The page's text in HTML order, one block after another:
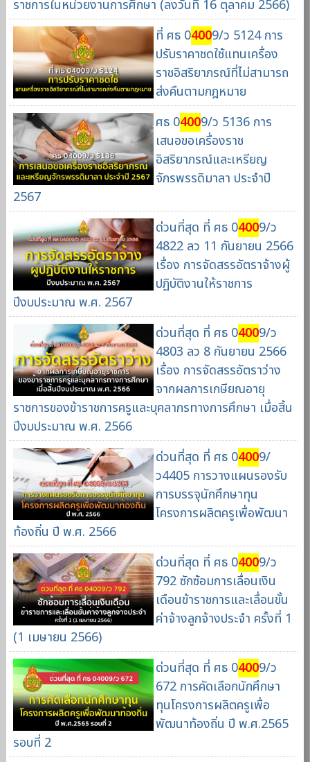
ราชการในหน่วยงานการศึกษา (ลงวันที่ 16 ตุลาคม 2566)
ที่ ศธ 04009/ว 5124 การ
ปรับราคาชดใช้แทนเครื่อง
ราชอิสริยาภรณ์ที่ไม่สามารถ
ส่งคืนตามกฎหมาย
ศธ 04009/ว 5136 การ
เสนอขอเครื่องราช
อิสริยาภรณ์และเหรียญ
จักรพรรดิมาลา ประจำปี
2567
ด่วนที่สุด ที่ ศธ 04009/ว
4822 ลว 11 กันยายน 2566
เรื่อง การจัดสรรอัตราจ้างผู้
ปฏิบัติงานให้ราชการ
ปีงบประมาณ พ.ศ. 2567
ด่วนที่สุด ที่ ศธ 04009/ว
4803 ลว 8 กันยายน 2566
เรื่อง การจัดสรรอัตราว่าง
จากผลการเกษียณอายุ
ราชการของข้าราชการครูและบุคลากรทางการศึกษา เมื่อสิ้น
ปีงบประมาณ พ.ศ. 2566
ด่วนที่สุด ที่ ศธ 04009/
ว4405 การวางแผนรองรับ
การบรรจุนักศึกษาทุน
โครงการผลิตครูเพื่อพัฒนา
ท้องถิ่น ปี พ.ศ. 2566
ด่วนที่สุด ที่ ศธ 04009/ว
792 ซักซ้อมการเลื่อนเงิน
เดือนข้าราชการและเลื่อนขั้น
ค่าจ้างลูกจ้างประจำ ครั้งที่ 1
(1 เมษายน 2566)
ด่วนที่สุด ที่ ศธ 04009/ว
672 การคัดเลือกนักศึกษา
ทุนโครงการผลิตครูเพื่อ
พัฒนาท้องถิ่น ปี พ.ศ.2565
รอบที่ 2